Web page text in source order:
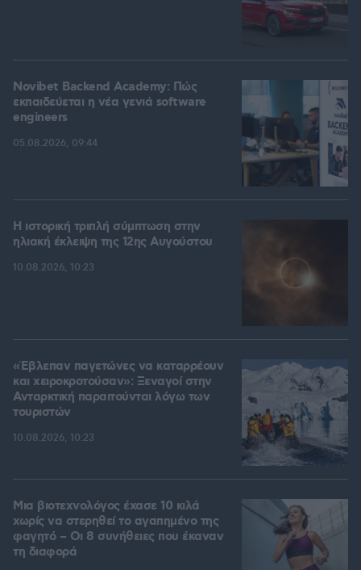
Novibet Backend Academy: Πώς
εκπαιδεύεται η νέα γενιά software
engineers
05.08.2026, 09:44
Η ιστορική τριπλή σύμπτωση στην
ηλιακή έκλειψη της 12ης Αυγούστου
10.08.2026, 10:23
«Έβλεπαν παγετώνες να καταρρέουν
και χειροκροτούσαν»: Ξεναγοί στην
Ανταρκτική παραιτούνται λόγω των
τουριστών
10.08.2026, 10:23
Μια βιοτεχνολόγος έχασε 10 κιλά
χωρίς να στερηθεί το αγαπημένο της
φαγητό – Οι 8 συνήθειες που έκαναν
τη διαφορά